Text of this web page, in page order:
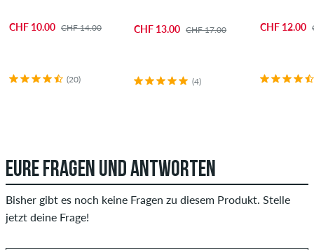
CHF 10.00 CHF 14.00
(20)
CHF 13.00 CHF 17.00
(4)
CHF 12.00
EURE FRAGEN UND ANTWORTEN
Bisher gibt es noch keine Fragen zu diesem Produkt. Stelle
jetzt deine Frage!